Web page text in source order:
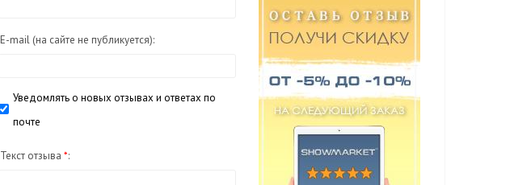
E-mail (на сайте не публикуется):
Уведомлять о новых отзывах и ответах по
почте
Текст отзыва *: